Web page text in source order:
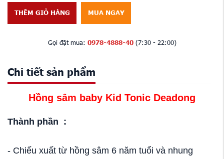
THÊM GIỎ HÀNG MUA NGAY
Gọi đặt mua: 0978-4888-40(7:30 - 22:00)
Chi tiết sản phẩm
Hồng sâm baby Kid Tonic Deadong
Thành phần :
- Chiếu xuất từ hồng sâm 6 năm tuổi và nhung